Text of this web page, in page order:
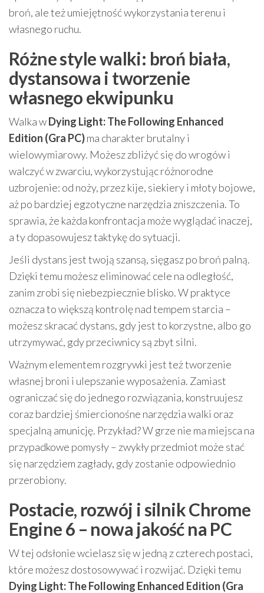
broń, ale też umiejętność wykorzystania terenu i
własnego ruchu.
Różne style walki: broń biała,
dystansowa i tworzenie
własnego ekwipunku
Walka wDying Light: The Following Enhanced
Edition (Gra PC)ma charakter brutalny i
wielowymiarowy. Możesz zbliżyć się do wrogów i
walczyć w zwarciu, wykorzystując różnorodne
uzbrojenie: od noży, przez kije, siekiery i młoty bojowe,
aż po bardziej egzotyczne narzędzia zniszczenia. To
sprawia, że każda konfrontacja może wyglądać inaczej,
a ty dopasowujesz taktykę do sytuacji.
Jeśli dystans jest twoją szansą, sięgasz po broń palną.
Dzięki temu możesz eliminować cele na odległość,
zanim zrobi się niebezpiecznie blisko. W praktyce
oznacza to większą kontrolę nad tempem starcia –
możesz skracać dystans, gdy jest to korzystne, albo go
utrzymywać, gdy przeciwnicy są zbyt silni.
Ważnym elementem rozgrywki jest też tworzenie
własnej broni i ulepszanie wyposażenia. Zamiast
ograniczać się do jednego rozwiązania, konstruujesz
coraz bardziej śmiercionośne narzędzia walki oraz
specjalną amunicję. Przykład? W grze nie ma miejsca na
przypadkowe pomysły – zwykły przedmiot może stać
się narzędziem zagłady, gdy zostanie odpowiednio
przerobiony.
Postacie, rozwój i silnik Chrome
Engine 6 – nowa jakość na PC
W tej odsłonie wcielasz się w jedną z czterech postaci,
które możesz dostosowywać i rozwijać. Dzięki temu
Dying Light: The Following Enhanced Edition (Gra